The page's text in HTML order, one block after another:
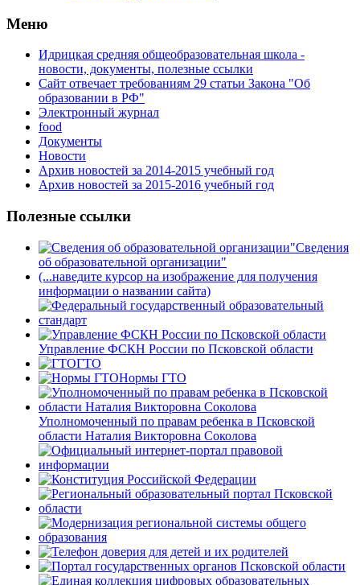
Мeню
Идрицкая средняя общеобразовательная школа -
новости, документы, полезные ссылки
Сайт отвечает требованиям 29 cтатьи Закона "Об
образовании в РФ"
Электронный журнал
food
Документы
Новости
Архив новостей за 2014-2015 учебный год
Архив новостей за 2015-2016 учебный год
Полезные ссылки
Сведения
об образовательной организации"
(...наведите курсор на изображение для получения
информации о названии сайта)
Управление ФСКН России по Псковской области
ГТО
Нормы ГТО
Уполномоченный по правам ребенка в Псковской
области Наталия Викторовна Соколова